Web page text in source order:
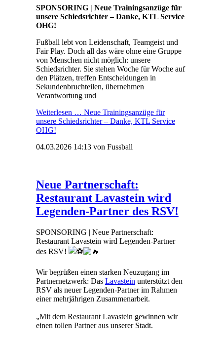
SPONSORING | Neue Trainingsanzüge für
unsere Schiedsrichter – Danke, KTL Service
OHG!
Fußball lebt von Leidenschaft, Teamgeist und
Fair Play. Doch all das wäre ohne eine Gruppe
von Menschen nicht möglich: unsere
Schiedsrichter. Sie stehen Woche für Woche auf
den Plätzen, treffen Entscheidungen in
Sekundenbruchteilen, übernehmen
Verantwortung und
Weiterlesen … Neue Trainingsanzüge für
unsere Schiedsrichter – Danke, KTL Service
OHG!
04.03.2026 14:13von Fussball
Neue Partnerschaft:
Restaurant Lavastein wird
Legenden-Partner des RSV!
SPONSORING | Neue Partnerschaft:
Restaurant Lavastein wird Legenden-Partner
des RSV!
Wir begrüßen einen starken Neuzugang im
Partnernetzwerk: Das Lavastein unterstützt den
RSV als neuer Legenden-Partner im Rahmen
einer mehrjährigen Zusammenarbeit.
„Mit dem Restaurant Lavastein gewinnen wir
einen tollen Partner aus unserer Stadt.